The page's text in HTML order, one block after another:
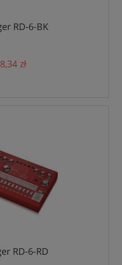
RD-6-BK
zł
RD-6-RD